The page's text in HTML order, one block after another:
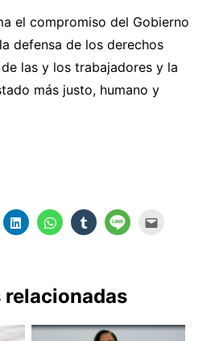
el compromiso del Gobierno
defensa de los derechos
las y los trabajadores y la
más justo, humano y